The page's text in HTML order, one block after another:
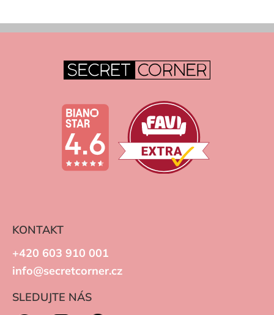
KONTAKT
+420 603 910 001
info@secretcorner.cz
SLEDUJTE NÁS